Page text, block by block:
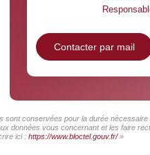
Contacter par mail
conservées pour la durée
données vous concernant et les faire
ici : https://www.bloctel.gouv.fr/»